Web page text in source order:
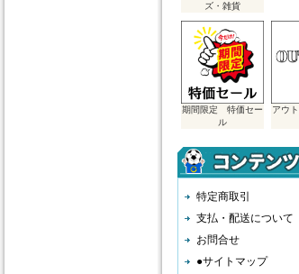
ズ・雑貨
期間限定 特価セー
ル
アウ
特定商取引
支払・配送について
お問合せ
●サイトマップ